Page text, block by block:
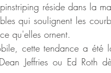
réside dans la
qui soulignent les
qu'elles ornent.
cette tendance a été
Jeffries ou Ed Roth